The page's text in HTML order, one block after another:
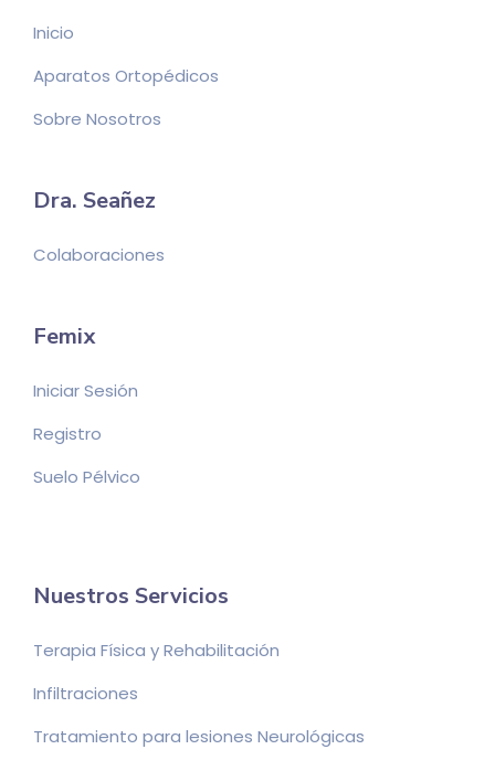
Inicio
Aparatos Ortopédicos
Sobre Nosotros
Dra. Seañez
Colaboraciones
Femix
Iniciar Sesión
Registro
Suelo Pélvico
Nuestros Servicios
Terapia Física y Rehabilitación
Infiltraciones
Tratamiento para lesiones Neurológicas